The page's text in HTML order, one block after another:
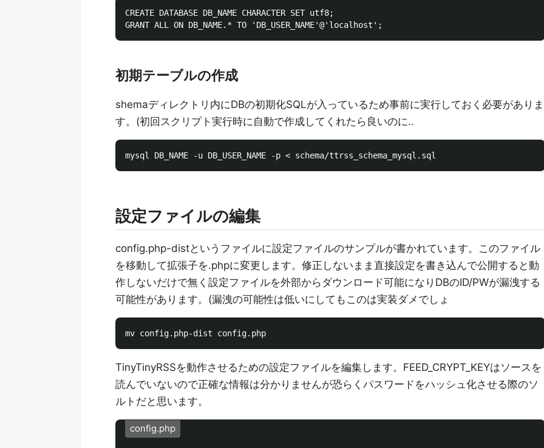
CREATE DATABASE DB_NAME CHARACTER SET utf8;
初期テーブルの作成
shemaディレクトリ内にDBの初期化SQLが入っているため事前に実行しておく必要がありま
す。(初回スクリプト実行時に自動で作成してくれたら良いのに..
設定ファイルの編集
config.php-distというファイルに設定ファイルのサンプルが書かれています。このファイル
を移動して拡張子を.phpに変更します。修正しないまま直接設定を書き込んで公開すると動
作しないだけで無く設定ファイルを外部からダウンロード可能になりDBのID/PWが漏洩する
可能性があります。(漏洩の可能性は低いにしてもこのは実装ダメでしょ
TinyTinyRSSを動作させるための設定ファイルを編集します。FEED_CRYPT_KEYはソースを
読んでいないので正確な情報は分かりませんが恐らくパスワードをハッシュ化させる際のソ
ルトだと思います。
config.php